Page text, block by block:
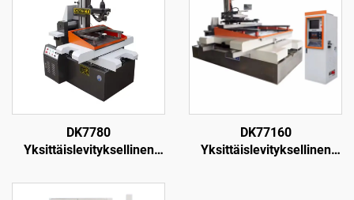
DK7780
Yksittäislevityksellinen
DK77160
Yksittäislevityksellinen